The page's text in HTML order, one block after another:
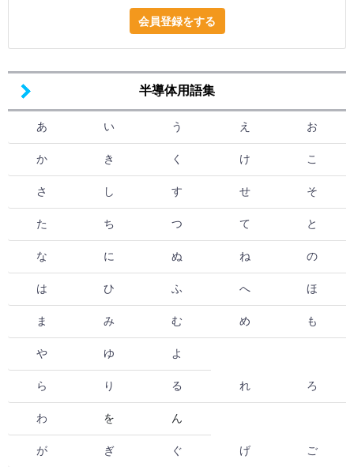
半導体用語集
あ い う え お
か き く け こ
さ し す せ そ
た ち つ て と
な に ぬ ね の
は ひ ふ へ ほ
ま み む め も
や ゆ よ
ら り る れ ろ
わ を ん
が ぎ ぐ げ ご
会員登録をする